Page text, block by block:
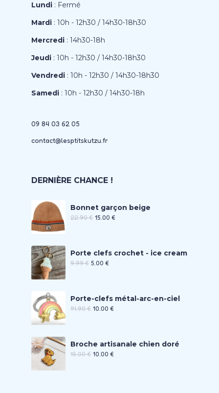
Lundi : Fermé
Mardi : 10h - 12h30 / 14h30-18h30
Mercredi : 14h30-18h
Jeudi : 10h - 12h30 / 14h30-18h30
Vendredi : 10h - 12h30 / 14h30-18h30
Samedi : 10h - 12h30 / 14h30-18h
09 84 03 62 05
contact@lesptitskutzu.fr
DERNIÈRE CHANCE !
Bonnet garçon beige
22.90€ 15.00 €
Porte clefs crochet - ice cream
9.99€ 5.00 €
Porte-clefs métal-arc-en-ciel
14.90€ 10.00 €
Broche artisanale chien doré
15.00€ 10.00 €